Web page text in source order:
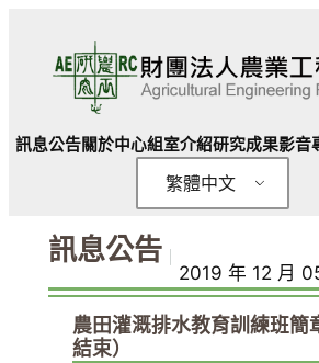
內
訊息公告關於中心組室介紹研究成果影音
繁體中文
訊息公告
2019 年 12 月
農田灌溉排水教育訓練班簡
結束）